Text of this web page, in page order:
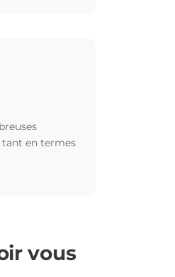
en termes
vous